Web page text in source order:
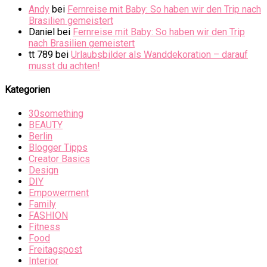
Andy bei Fernreise mit Baby: So haben wir den Trip nach
Brasilien gemeistert
Daniel bei Fernreise mit Baby: So haben wir den Trip
nach Brasilien gemeistert
tt 789 bei Urlaubsbilder als Wanddekoration – darauf
musst du achten!
Kategorien
30something
BEAUTY
Berlin
Blogger Tipps
Creator Basics
Design
DIY
Empowerment
Family
FASHION
Fitness
Food
Freitagspost
Interior